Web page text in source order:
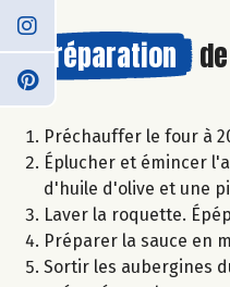
Préparation
Préchauffer le four à
Éplucher et émincer
d'huile d'olive et une
Laver la roquette.
Préparer la sauce en
Sortir les aubergines